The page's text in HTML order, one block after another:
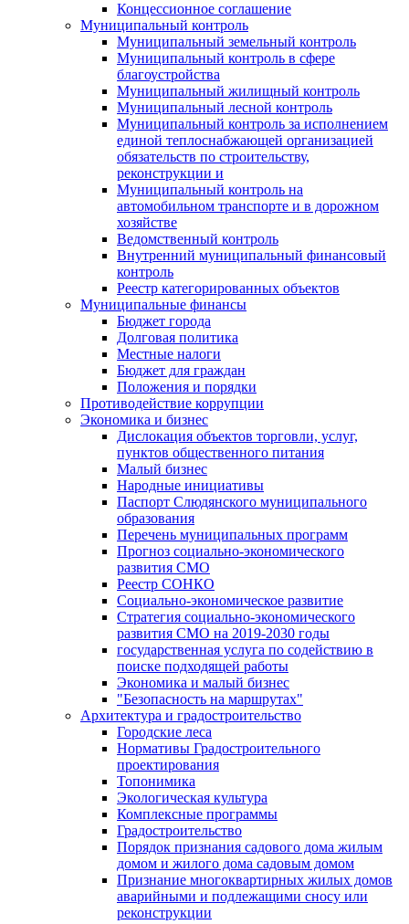
Концессионное соглашение
Муниципальный контроль
Муниципальный земельный контроль
Муниципальный контроль в сфере
благоустройства
Муниципальный жилищный контроль
Муниципальный лесной контроль
Муниципальный контроль за исполнением
единой теплоснабжающей организацией
обязательств по строительству,
реконструкции и
Муниципальный контроль на
автомобильном транспорте и в дорожном
хозяйстве
Ведомственный контроль
Внутренний муниципальный финансовый
контроль
Реестр категорированных объектов
Муниципальные финансы
Бюджет города
Долговая политика
Местные налоги
Бюджет для граждан
Положения и порядки
Противодействие коррупции
Экономика и бизнес
Дислокация объектов торговли, услуг,
пунктов общественного питания
Малый бизнес
Народные инициативы
Паспорт Слюдянского муниципального
образования
Перечень муниципальных программ
Прогноз социально-экономического
развития СМО
Реестр СОНКО
Социально-экономическое развитие
Стратегия социально-экономического
развития СМО на 2019-2030 годы
государственная услуга по содействию в
поиске подходящей работы
Экономика и малый бизнес
"Безопасность на маршрутах"
Архитектура и градостроительство
Городские леса
Нормативы Градостроительного
проектирования
Топонимика
Экологическая культура
Комплексные программы
Градостроительство
Порядок признания садового дома жилым
домом и жилого дома садовым домом
Признание многоквартирных жилых домов
аварийными и подлежащими сносу или
реконструкции